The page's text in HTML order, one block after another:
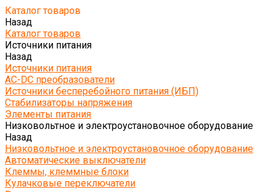
Каталог товаров
Назад
Каталог товаров
Источники питания
Назад
Источники питания
AC-DC преобразователи
Источники бесперебойного питания (ИБП)
Стабилизаторы напряжения
Элементы питания
Низковольтное и электроустановочное оборудование
Назад
Низковольтное и электроустановочное оборудование
Автоматические выключатели
Клеммы, клеммные блоки
Кулачковые переключатели